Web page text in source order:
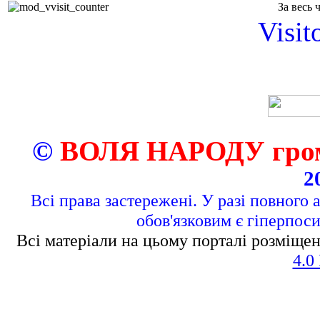
За весь
© ВОЛЯ НАРОДУ
Всі права застережені. У разі повного
обов'язковим є
Всі матеріали на цьому порталі
4.0